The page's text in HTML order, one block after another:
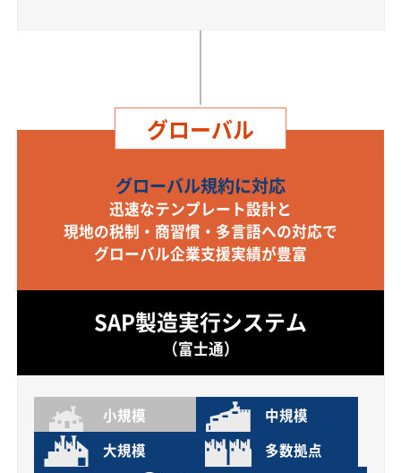
グローバル
グローバル規約に対応
迅速なテンプレート設計と
現地の税制・商習慣・多言語への対応で
グローバル企業支援実績が豊富
SAP製造実行システム
（富士通）
小規模
中規模
大規模
多数拠点